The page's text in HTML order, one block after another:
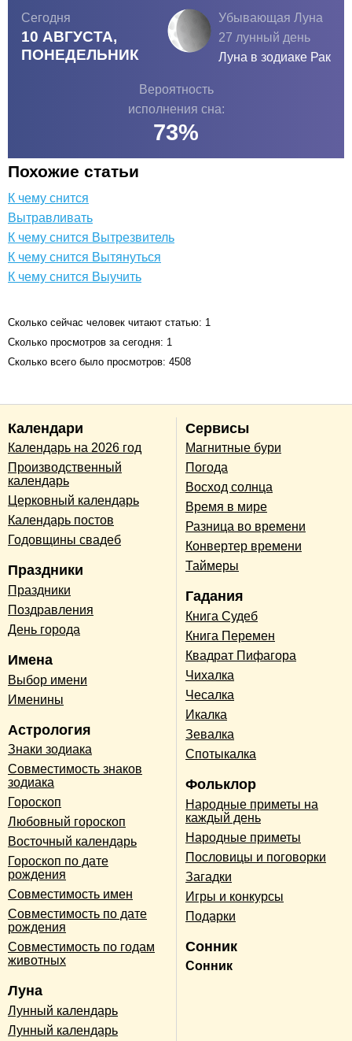
Сегодня
10 АВГУСТА,
ПОНЕДЕЛЬНИК
Убывающая Луна
27 лунный день
Луна в зодиаке Рак
Вероятность
исполнения сна:
73%
Похожие статьи
К чему снится
Вытравливать
К чему снится Вытрезвитель
К чему снится Вытянуться
К чему снится Выучить
Сколько сейчас человек читают статью: 1
Сколько просмотров за сегодня: 1
Сколько всего было просмотров: 4508
Календари
Календарь на 2026 год
Производственный
календарь
Церковный календарь
Календарь постов
Годовщины свадеб
Праздники
Праздники
Поздравления
День города
Имена
Выбор имени
Именины
Астрология
Знаки зодиака
Совместимость знаков
зодиака
Гороскоп
Любовный гороскоп
Восточный календарь
Гороскоп по дате
рождения
Совместимость имен
Совместимость по дате
рождения
Совместимость по годам
животных
Луна
Лунный календарь
Лунный календарь
Сервисы
Магнитные бури
Погода
Восход солнца
Время в мире
Разница во времени
Конвертер времени
Таймеры
Гадания
Книга Судеб
Книга Перемен
Квадрат Пифагора
Чихалка
Чесалка
Икалка
Зевалка
Спотыкалка
Фольклор
Народные приметы на
каждый день
Народные приметы
Пословицы и поговорки
Загадки
Игры и конкурсы
Подарки
Сонник
Сонник